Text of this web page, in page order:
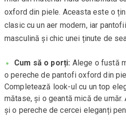
oxford din piele. Aceasta este o
clasic cu un aer modern, iar
masculină și chic unei ținute de
Cum să o porți: Alege o fustă
o pereche de pantofi oxford din
Completează look-ul cu un top
mătase, și o geantă mică de
și o pereche de cercei eleganți